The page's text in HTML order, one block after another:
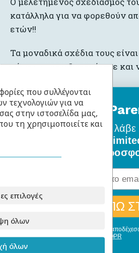
κατάλληλα για να φορεθούν
ετών!!
Τα μοναδικά σχέδια τους
κάνουν να τα ξεχωρίσετε και
Σχετικά Προϊόντα
που συλλέγονται
τεχνολογιών για να
στην ιστοσελίδα μας,
τη χρησιμοποιείτε και
επιλογές
όλων
όλων
BabyLlama
Γίνε μέλοςκαι
όλα τα νέα σχέδια,
ειδικές
[ΘΕΛΩ ΝΑ ΜΠΩ
Με την εγγραφή σου, δηλώνεις ότι
GDPR